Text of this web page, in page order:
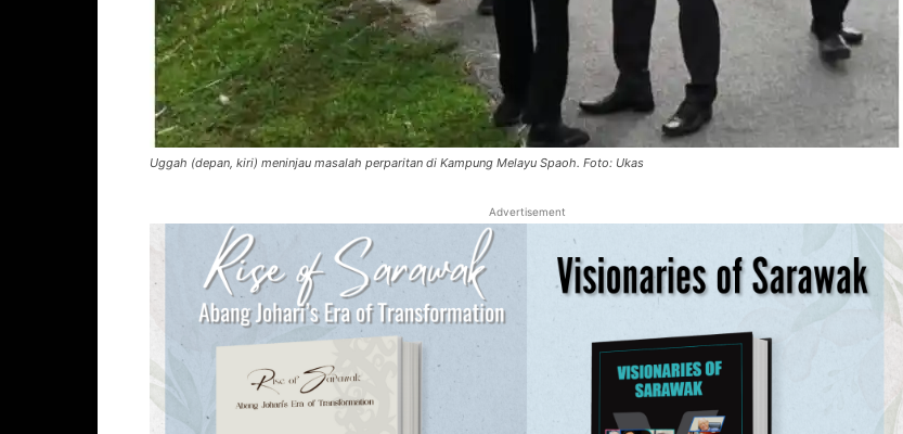
Uggah (depan, kiri) meninjau masalah perparitan di Kampung Melayu Spaoh. Foto: Ukas
Advertisement